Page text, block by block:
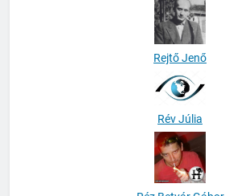
Rejtő Jenő
Rév Júlia